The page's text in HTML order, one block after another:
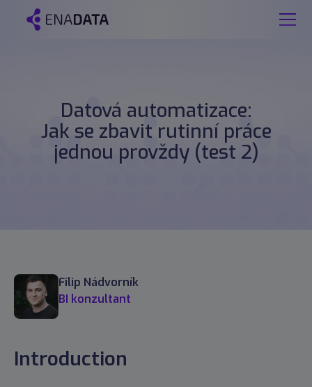
Datová automatizace:
Jak se zbavit rutinní práce
jednou provždy (test 2)
Filip Nádvorník
BI konzultant
Introduction